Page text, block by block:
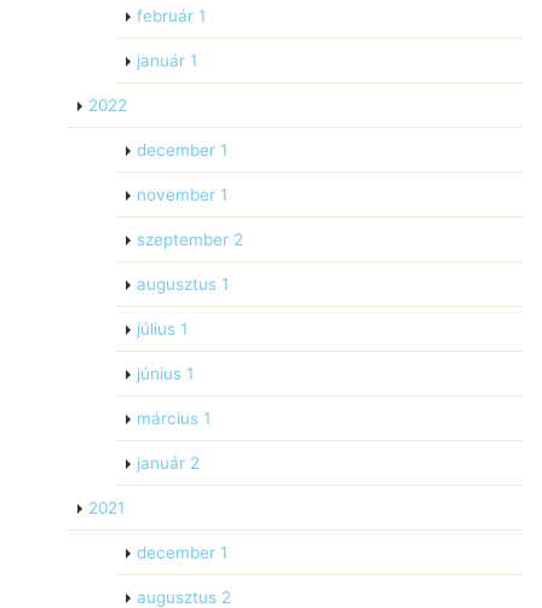
február 1
január 1
2022
december 1
november 1
szeptember 2
augusztus 1
július 1
június 1
március 1
január 2
2021
december 1
augusztus 2